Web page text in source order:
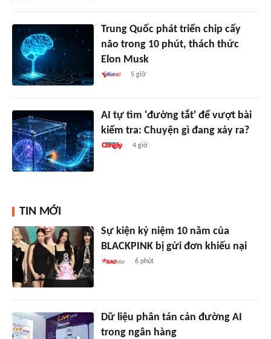
Trung Quốc phát triển chip cấy
não trong 10 phút, thách thức
Elon Musk
5 giờ
AI tự tìm 'đường tắt' để vượt bài
kiểm tra: Chuyện gì đang xảy ra?
4 giờ
TIN MỚI
Sự kiện kỷ niệm 10 năm của
BLACKPINK bị gửi đơn khiếu nại
6 phút
Dữ liệu phân tán cản đường AI
trong ngân hàng